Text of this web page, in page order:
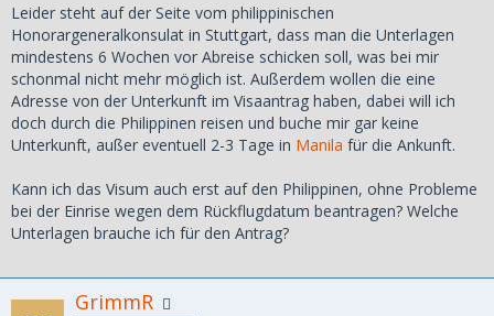
Leider steht auf der Seite vom philippinischen
Honorargeneralkonsulat in Stuttgart, dass man die Unterlagen
mindestens 6 Wochen vor Abreise schicken soll, was bei mir
schonmal nicht mehr möglich ist. Außerdem wollen die eine
Adresse von der Unterkunft im Visaantrag haben, dabei will ich
doch durch die Philippinen reisen und buche mir gar keine
Unterkunft, außer eventuell 2-3 Tage in Manila für die Ankunft.
Kann ich das Visum auch erst auf den Philippinen, ohne Probleme
bei der Einrise wegen dem Rückflugdatum beantragen? Welche
Unterlagen brauche ich für den Antrag?
GrimmR